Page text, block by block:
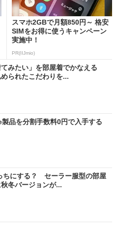
スマホ2GBで月額850円～ 格安
SIMをお得に使うキャンペーン
実施中！
PR(IIJmio)
てみたい」を部屋着でかなえる
められたこだわりを...
品を分割手数料0円で入手する
ちにする？ セーラー服型の部屋
冬バージョンが...